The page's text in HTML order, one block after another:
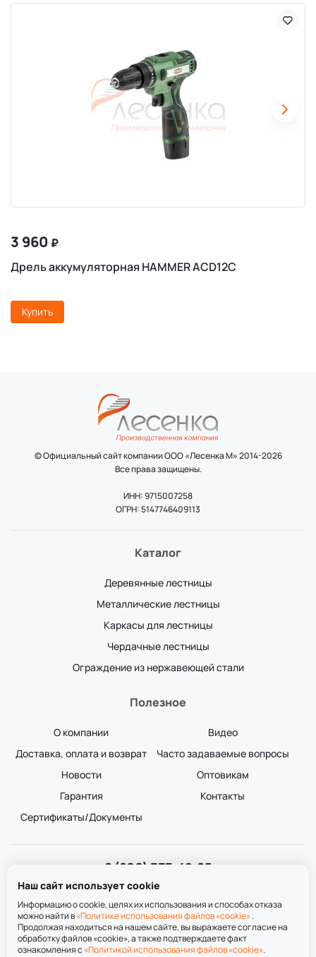
3 960 ₽
Дрель аккумуляторная HAMMER ACD12C
Купить
© Официальный сайт компании ООО «Лесенка М» 2014-2026
Все права защищены.
ИНН: 9715007258
ОГРН: 5147746409113
Каталог
Деревянные лестницы
Металлические лестницы
Каркасы для лестницы
Чердачные лестницы
Ограждение из нержавеющей стали
Полезное
О компании
Доставка, оплата и возврат
Новости
Гарантия
Сертификаты/Документы
Видео
Часто задаваемые вопросы
Оптовикам
Контакты
8 (800) 333-49-25
Звонок бесплатный
пн-пт 8:00-20:00
сб-вс 9:00-20:00
Наш сайт использует cookie
Информацию о cookie, целях их использования и способах отказа
можно найти в«Политике использования файлов «cookie».
Продолжая находиться на нашем сайте, вы выражаете согласие на
обработку файлов «cookie», а также подтверждаете факт
ознакомления с «Политикой использования файлов «cookie».